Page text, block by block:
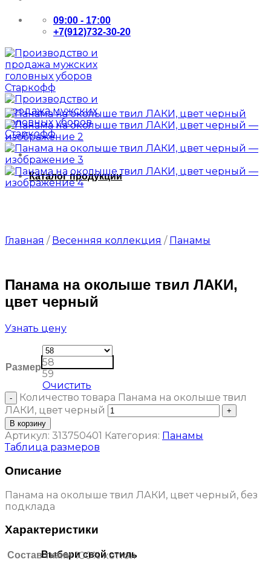
09:00 - 17:00
+7(912)732-30-20
Каталог продукции
Выбери свой стиль
Главная / Весенняя коллекция / Панамы
Панама на околыше твил ЛАКИ,
цвет черный
Узнать цену
Размер58
59
Очистить
Количество товара Панама на околыше твил
ЛАКИ, цвет черный
В корзину
Артикул: 313750401 Категория: Панамы
Таблица размеров
Описание
Панама на околыше твил ЛАКИ, цвет черный, без
подклада
Характеристики
Состав ткани 100% коттон